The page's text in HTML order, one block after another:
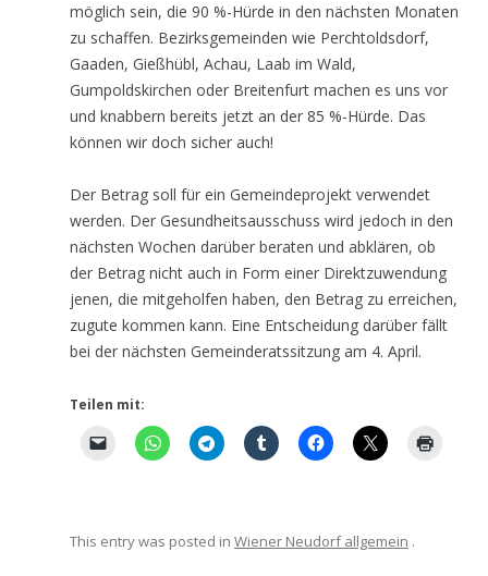
möglich sein, die 90 %-Hürde in den nächsten Monaten
zu schaffen. Bezirksgemeinden wie Perchtoldsdorf,
Gaaden, Gießhübl, Achau, Laab im Wald,
Gumpoldskirchen oder Breitenfurt machen es uns vor
und knabbern bereits jetzt an der 85 %-Hürde. Das
können wir doch sicher auch!
Der Betrag soll für ein Gemeindeprojekt verwendet
werden. Der Gesundheitsausschuss wird jedoch in den
nächsten Wochen darüber beraten und abklären, ob
der Betrag nicht auch in Form einer Direktzuwendung
jenen, die mitgeholfen haben, den Betrag zu erreichen,
zugute kommen kann. Eine Entscheidung darüber fällt
bei der nächsten Gemeinderatssitzung am 4. April.
Teilen mit:
This entry was posted in Wiener Neudorf allgemein .